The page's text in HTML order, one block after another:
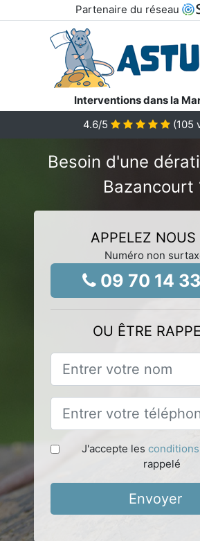
Partenaire du réseau
Interventions dans la
4.6/5 (105
Besoin d'une
Bazancourt
APPELEZ NOUS
Numéro non
09 70 14
OU ÊTRE
J'accepte les conditions
rappelé
Envoyer